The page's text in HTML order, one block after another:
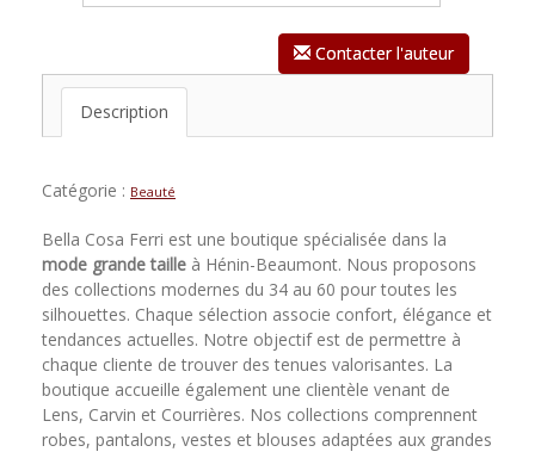
Contacter l'auteur
Description
Catégorie : Beauté
Bella Cosa Ferri est une boutique spécialisée dans la
mode grande taille à Hénin-Beaumont. Nous proposons
des collections modernes du 34 au 60 pour toutes les
silhouettes. Chaque sélection associe confort, élégance et
tendances actuelles. Notre objectif est de permettre à
chaque cliente de trouver des tenues valorisantes. La
boutique accueille également une clientèle venant de
Lens, Carvin et Courrières. Nos collections comprennent
robes, pantalons, vestes et blouses adaptées aux grandes